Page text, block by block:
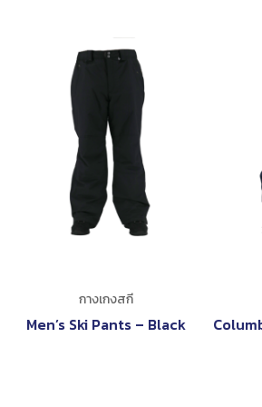
กางเกงสกี
Men’s Ski Pants – Black